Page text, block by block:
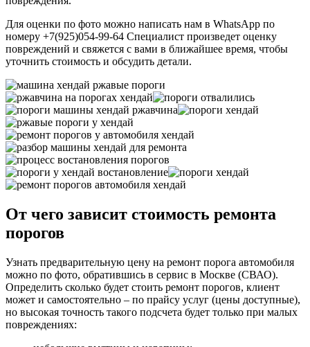
Для оценки по фото можно написать нам в WhatsApp по
номеру +7(925)054-99-64 Специалист произведет оценку
повреждений и свяжется с вами в ближайшее время, чтобы
уточнить стоимость и обсудить детали.
От чего зависит стоимость ремонта
порогов
Узнать предварительную цену на ремонт порога автомобиля
можно по фото, обратившись в сервис в Москве (СВАО).
Определить сколько будет стоить ремонт порогов, клиент
может и самостоятельно – по прайсу услуг (цены доступные),
но высокая точность такого подсчета будет только при малых
повреждениях: